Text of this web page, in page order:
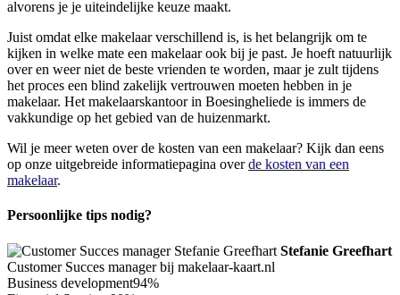
alvorens je je uiteindelijke keuze maakt.
Juist omdat elke makelaar verschillend is, is het belangrijk om te
kijken in welke mate een makelaar ook bij je past. Je hoeft natuurlijk
over en weer niet de beste vrienden te worden, maar je zult tijdens
het proces een blind zakelijk vertrouwen moeten hebben in je
makelaar. Het makelaarskantoor in Boesingheliede is immers de
vakkundige op het gebied van de huizenmarkt.
Wil je meer weten over de kosten van een makelaar? Kijk dan eens
op onze uitgebreide informatiepagina overde kosten van een
makelaar.
Persoonlijke tips nodig?
Stefanie Greefhart
Customer Succes manager bij makelaar-kaart.nl
Business development94%